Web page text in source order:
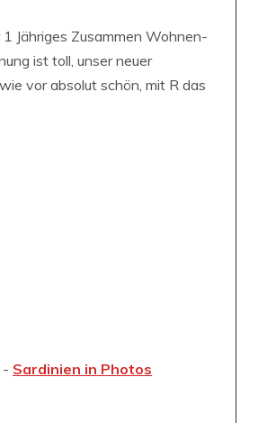
Jähriges Zusammen Wohnen-
ist toll, unser neuer
vor absolut schön, mit R das
- Sardinien in Photos